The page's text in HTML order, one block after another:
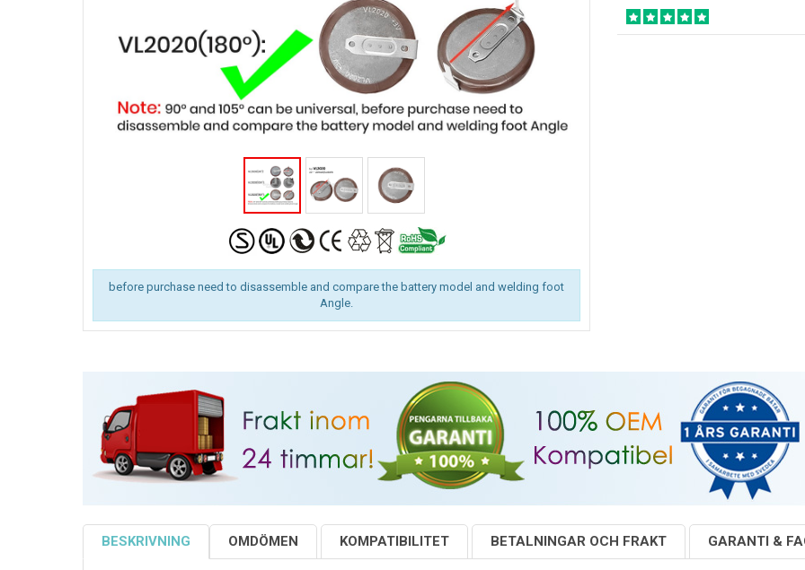
before purchase need to disassemble and compare the battery model and welding foot
Angle.
BESKRIVNING OMDÖMEN KOMPATIBILITET BETALNINGAR OCH FRAKT GARANTI &